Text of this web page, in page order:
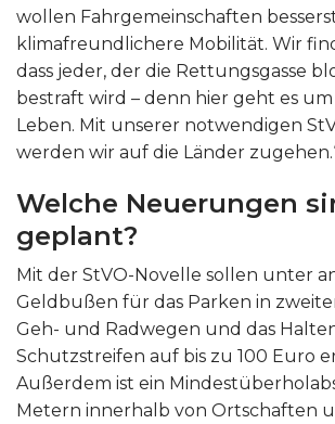
wollen Fahrgemeinschaften
klimafreundlichere Mobilität. Wir
dass jeder, der die Rettungsgasse
bestraft wird – denn hier geht es
Leben. Mit unserer notwendigen
werden wir auf die Länder
Welche Neuerungen
geplant?
Mit der StVO-Novelle sollen unter
Geldbußen für das Parken in
Geh- und Radwegen und das
Schutzstreifen auf bis zu 100 Euro
Außerdem ist ein
Metern innerhalb von Ortschaften